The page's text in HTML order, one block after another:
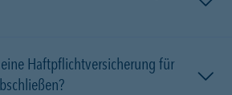
Haftpflichtversicherung für